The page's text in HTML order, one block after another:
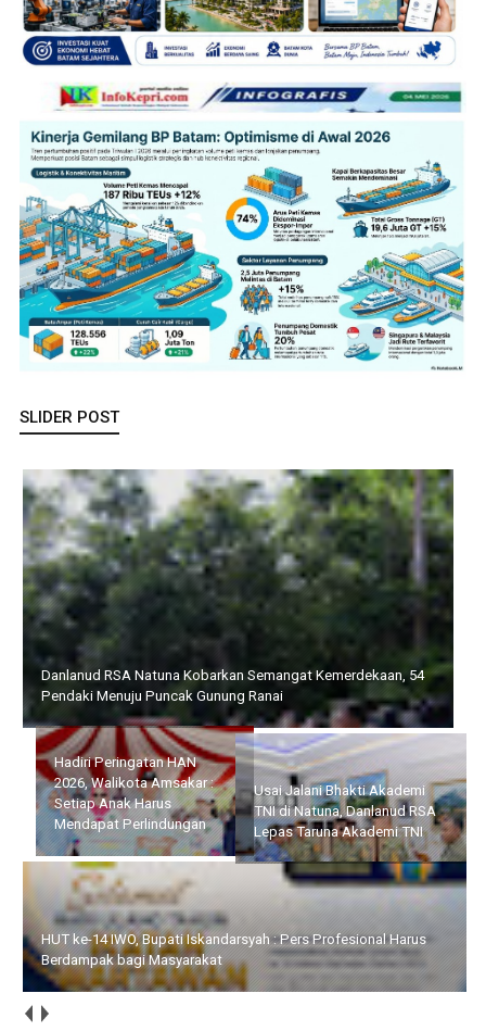
SLIDER POST
Danlanud RSA Natuna Kobarkan Semangat Kemerdekaan, 54
Pendaki Menuju Puncak Gunung Ranai
Hadiri Peringatan HAN
2026, Walikota Amsakar :
Setiap Anak Harus
Mendapat Perlindungan
Usai Jalani Bhakti Akademi
TNI di Natuna, Danlanud
RSA Lepas Taruna Akademi
TNI
HUT ke-14 IWO, Bupati Iskandarsyah : Pers Profesional Harus
Berdampak bagi Masyarakat